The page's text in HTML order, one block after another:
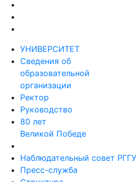
УНИВЕРСИТЕТ
Сведения об
образовательной
организации
Ректор
Руководство
80 лет
Великой Победе
Наблюдательный совет РГГУ
Пресс-служба